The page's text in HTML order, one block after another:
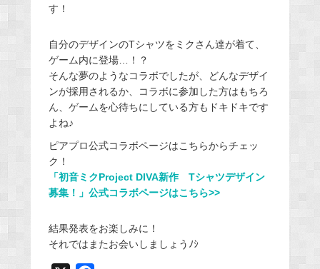
す！
自分のデザインのTシャツをミクさん達が着て、
ゲーム内に登場…！？
そんな夢のようなコラボでしたが、どんなデザイ
ンが採用されるか、コラボに参加した方はもちろ
ん、ゲームを心待ちにしている方もドキドキです
よね♪
ピアプロ公式コラボページはこちらからチェッ
ク！
「初音ミクProject DIVA新作 Tシャツデザイン
募集！」公式コラボページはこちら>>
結果発表をお楽しみに！
それではまたお会いしましょうﾉｼ